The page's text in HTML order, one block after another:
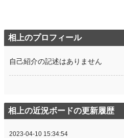
相上のプロフィール
自己紹介の記述はありません
相上の近況ボードの更新履歴
2023-04-10 15:34:54